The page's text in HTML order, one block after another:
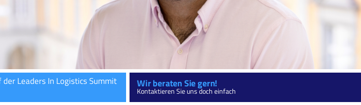
Leaders In Logistics Summit
Wir beraten Sie gern!
Kontaktieren Sie uns doch einfach